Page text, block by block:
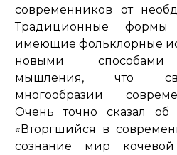
современников от
Традиционные формы
имеющие фольклорные
новыми способами
мышления, что
многообразии
Очень точно сказал об
«Вторгшийся в
сознание мир кочевой